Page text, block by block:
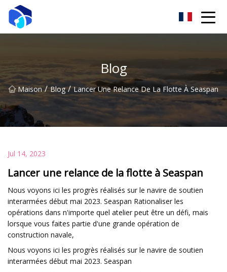
Blog
Maison / Blog / Lancer Une Relance De La Flotte À Seaspan
Jul 14, 2023
Lancer une relance de la flotte à Seaspan
Nous voyons ici les progrès réalisés sur le navire de soutien
interarmées début mai 2023. Seaspan Rationaliser les
opérations dans n'importe quel atelier peut être un défi, mais
lorsque vous faites partie d'une grande opération de
construction navale,
Nous voyons ici les progrès réalisés sur le navire de soutien
interarmées début mai 2023. Seaspan